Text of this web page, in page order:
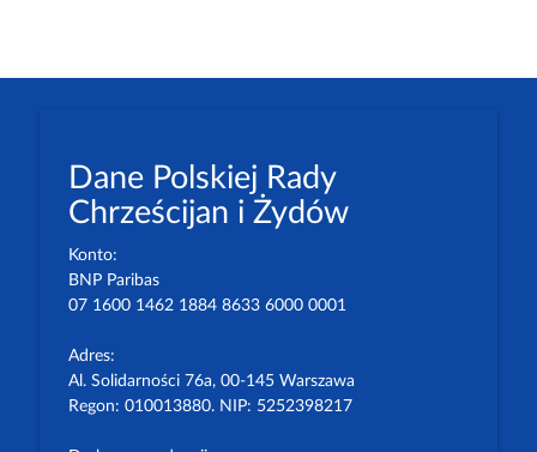
Dane Polskiej Rady
Chrześcijan i Żydów
Konto:
BNP Paribas
07 1600 1462 1884 8633 6000 0001
Adres:
Al. Solidarności 76a, 00-145 Warszawa
Regon: 010013880. NIP: 5252398217